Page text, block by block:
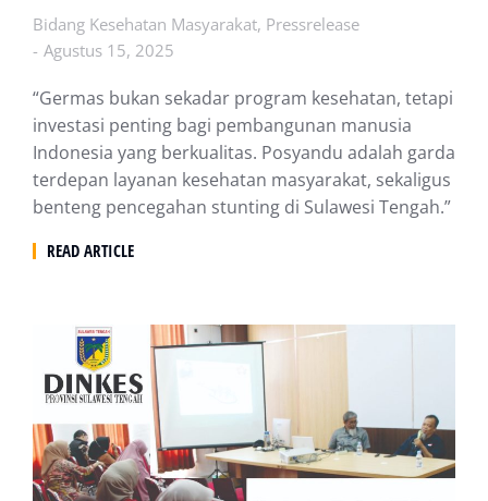
Bidang Kesehatan Masyarakat, Pressrelease
Agustus 15, 2025
“Germas bukan sekadar program kesehatan, tetapi
investasi penting bagi pembangunan manusia
Indonesia yang berkualitas. Posyandu adalah garda
terdepan layanan kesehatan masyarakat, sekaligus
benteng pencegahan stunting di Sulawesi Tengah.”
READ ARTICLE